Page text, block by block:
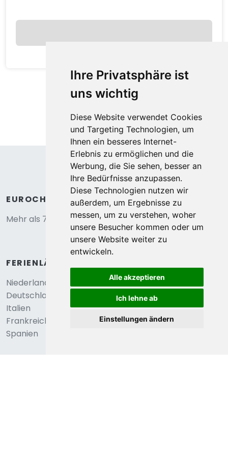
Ihre Privatsphäre ist
uns wichtig
Diese Website verwendet Cookies
und Targeting Technologien, um
Ihnen ein besseres Internet-
Erlebnis zu ermöglichen und die
Werbung, die Sie sehen, besser an
Ihre Bedürfnisse anzupassen.
Diese Technologien nutzen wir
außerdem, um Ergebnisse zu
messen, um zu verstehen, woher
unsere Besucher kommen oder um
unsere Website weiter zu
entwickeln.
Alle akzeptieren
Ich lehne ab
Einstellungen ändern
Tiny Wagon two-person (Nr 7-10),by the
water
Almere, Flevoland, Niederlande
Romantischer Planwagenurlaub am See
2Personen
1Schlafzimmer
pro Nacht